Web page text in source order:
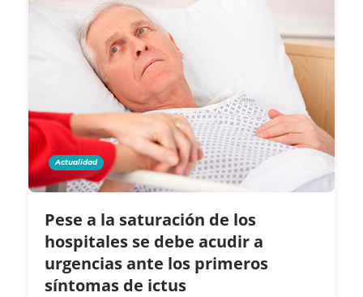
Actualidad
Pese a la saturación de los
hospitales se debe acudir a
urgencias ante los primeros
síntomas de ictus